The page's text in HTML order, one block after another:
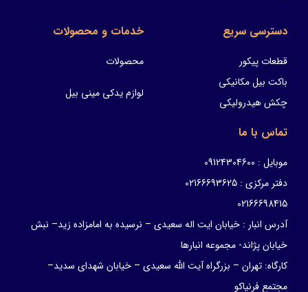
دسترسی سریع
قطعات پیکور
باکت بیل مکانیکی
چکش هیدرولیکی
خدمات و محصولات
محصولات
لوازم یدکی مینی بیل
تماس با ما
موبایل : 09124304600
دفتر مرکزی : 02166693625
02166698415
آدرس انبار : خیابان ایت اله سعیدی – نرسیده به امامزاده زید– نبش
خیابان پژاند- مجموعه انبارها
کارگاه: تهران – بزرگراه آیت الله سعیدی – خیابان شهدای سدید–
مجتمع فرنیاکو